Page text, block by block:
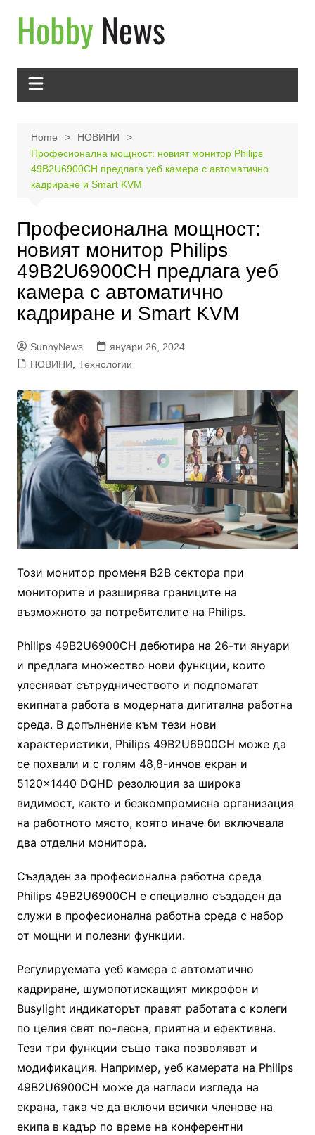
content
Home
НОВИНИ
Професионална мощност: новият монитор Philips
49B2U6900CH предлага уеб камера с автоматично
кадриране и Smart KVM
Професионална мощност:
новият монитор Philips
49B2U6900CH предлага уеб
камера с автоматично
кадриране и Smart KVM
SunnyNews
януари 26, 2024
НОВИНИ
Технологии
Този монитор променя B2B сектора при
мониторите и разширява границите на
възможното за потребителите на Philips.
Philips 49B2U6900CH дебютира на 26-ти януари
и предлага множество нови функции, които
улесняват сътрудничеството и подпомагат
екипната работа в модерната дигитална работна
среда. В допълнение към тези нови
характеристики, Philips 49B2U6900CH може да
се похвали и с голям 48,8-инчов екран и
5120×1440 DQHD резолюция за широка
видимост, както и безкомпромисна организация
на работното място, която иначе би включвала
два отделни монитора.
Създаден за професионална работна среда
Philips 49B2U6900CH е специално създаден да
служи в професионална работна среда с набор
от мощни и полезни функции.
Регулируемата уеб камера с автоматично
кадриране, шумопотискащият микрофон и
Busylight индикаторът правят работата с колеги
по целия свят по-лесна, приятна и ефективна.
Тези три функции също така позволяват и
модификация. Например, уеб камерата на Philips
49B2U6900CH може да нагласи изгледа на
екрана, така че да включи всички членове на
екипа в кадър по време на конферентни